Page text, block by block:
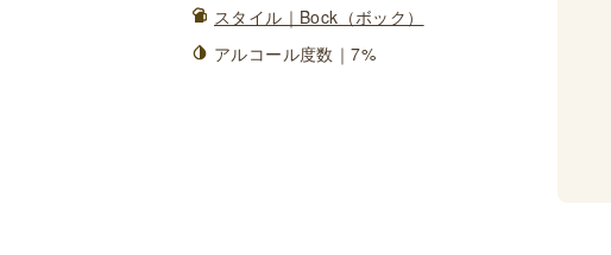
スタイル｜Bock（ボック）
アルコール度数｜7%